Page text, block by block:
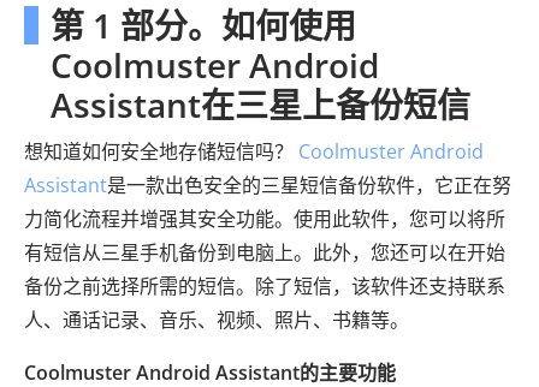
第 1 部分。如何使用
Coolmuster Android
Assistant在三星上备份短信
想知道如何安全地存储短信吗？ Coolmuster Android
Assistant是一款出色安全的三星短信备份软件，它正在努
力简化流程并增强其安全功能。使用此软件，您可以将所
有短信从三星手机备份到电脑上。此外，您还可以在开始
备份之前选择所需的短信。除了短信，该软件还支持联系
人、通话记录、音乐、视频、照片、书籍等。
Coolmuster Android Assistant的主要功能